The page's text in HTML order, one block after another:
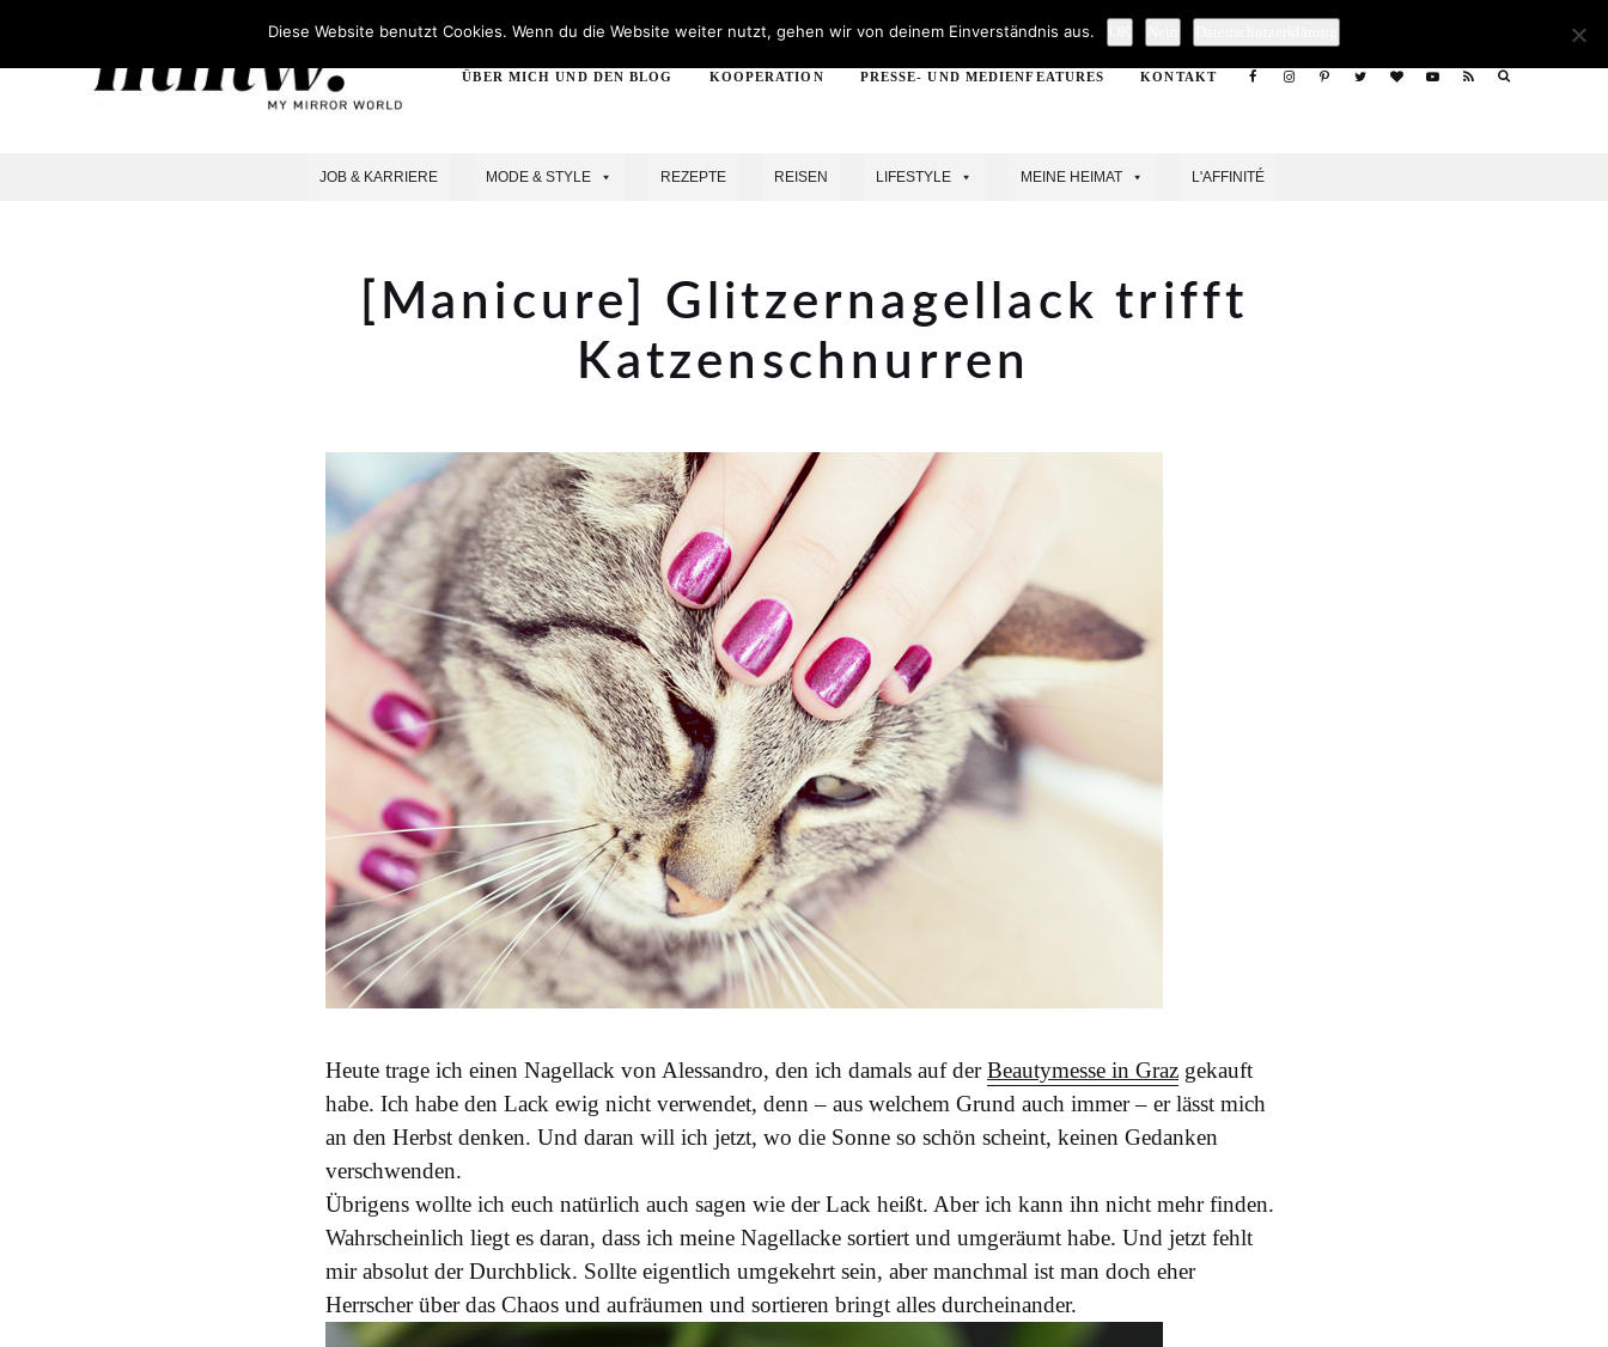
ÜBER MICH UND DEN BLOG KOOPERATION PRESSE- UND MEDIENFEATURES KONTAKT
JOB & KARRIERE MODE & STYLE REZEPTE REISEN LIFESTYLE MEINE HEIMAT L'AFFINITÉ
[Manicure] Glitzernagellack trifft
Katzenschnurren
Heute trage ich einen Nagellack von Alessandro, den ich damals auf derBeautymesse in Graz gekauft
habe. Ich habe den Lack ewig nicht verwendet, denn – aus welchem Grund auch immer – er lässt mich
an den Herbst denken. Und daran will ich jetzt, wo die Sonne so schön scheint, keinen Gedanken
verschwenden.
Übrigens wollte ich euch natürlich auch sagen wie der Lack heißt. Aber ich kann ihn nicht mehr finden.
Wahrscheinlich liegt es daran, dass ich meine Nagellacke sortiert und umgeräumt habe. Und jetzt fehlt
mir absolut der Durchblick. Sollte eigentlich umgekehrt sein, aber manchmal ist man doch eher
Herrscher über das Chaos und aufräumen und sortieren bringt alles durcheinander.
Diese Website benutzt Cookies. Wenn du die Website weiter nutzt, gehen wir von deinem Einverständnis aus.